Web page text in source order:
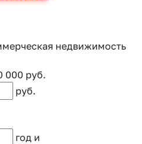
недвижимость
000 руб.
руб.
год и